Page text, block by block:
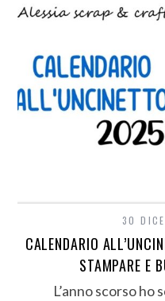
30
CALENDARIO
STAMPARE E
L’anno scorso ho